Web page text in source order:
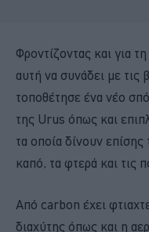
Φροντίζοντας και για
αυτή να συνάδει με τις
τοποθέτησε ένα νέο
της Urus όπως και
τα οποία δίνουν
καπό, τα φτερά και τις
Από carbon έχει
διαχύτης όπως και η